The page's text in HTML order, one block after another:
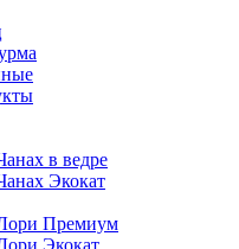
в ведре
Экокат
Премиум
Экокат